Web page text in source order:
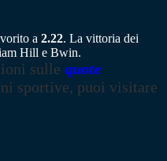
a 2.22. La vittoria dei
Hill e Bwin.
sulle quote
sportive, puoi visitare